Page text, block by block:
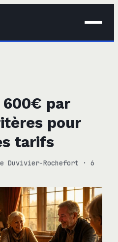
600€ par
pour
tarifs
Duvivier-Rochefort ·
6